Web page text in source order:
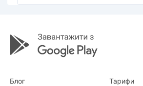
Блог Тарифи